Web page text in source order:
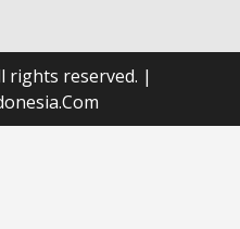
rights reserved. |